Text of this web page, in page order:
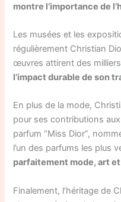
montre l’importance de
Les musées et les
régulièrement Christian
œuvres attirent des
l’impact durable de son
En plus de la mode,
pour ses contributions
parfum “Miss Dior”,
l’un des parfums les plus
parfaitement mode, art
Finalement, l’héritage de